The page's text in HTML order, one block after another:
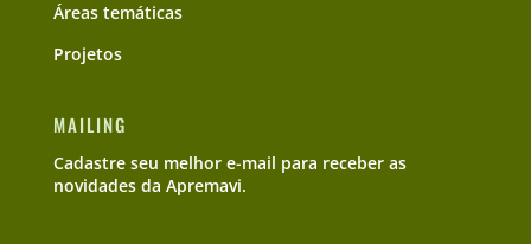
Áreas temáticas
Projetos
MAILING
Cadastre seu melhor e-mail para receber as
novidades da Apremavi.